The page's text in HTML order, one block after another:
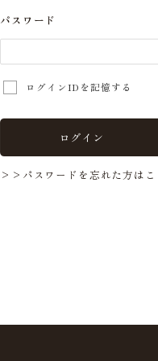
パスワード
ログインIDを記憶する
ログイン
>>パスワードを忘れた方は